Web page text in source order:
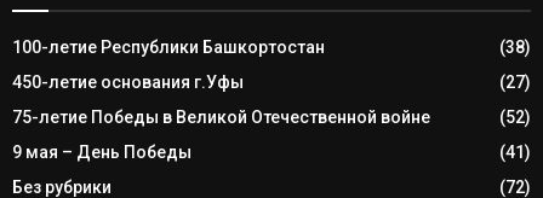
100-летие Республики Башкортостан
(38)
450-летие основания г.Уфы
(27)
75-летие Победы в Великой Отечественной войне
(52)
9 мая – День Победы
(41)
Без рубрики
(72)